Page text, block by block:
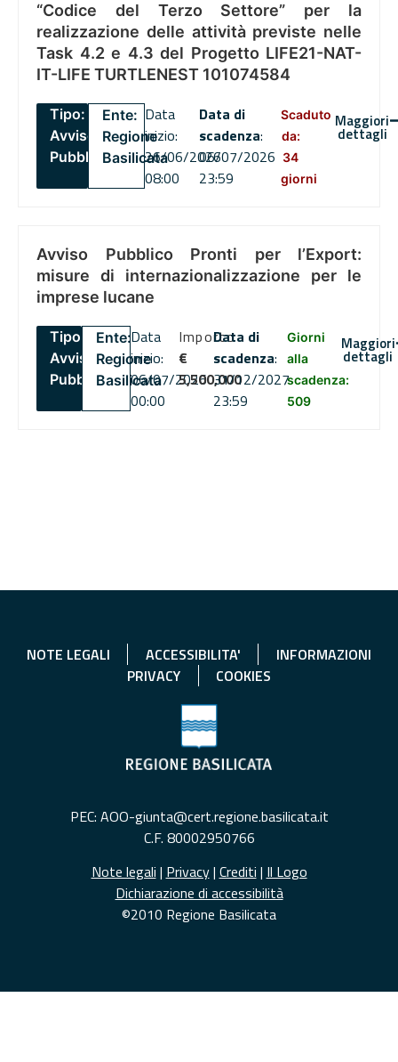
“Codice del Terzo Settore” per la
realizzazione delle attività previste nelle
Task 4.2 e 4.3 del Progetto LIFE21-NAT-
IT-LIFE TURTLENEST 101074584
Tipo:
Avviso
Pubblico
Ente:
Regione
Basilicata
Data
inizio:
26/06/2026
08:00
Data di
scadenza:
06/07/2026
23:59
Scaduto
da:
34
giorni
Maggiori
dettagli
Avviso Pubblico Pronti per l’Export:
misure di internazionalizzazione per le
imprese lucane
Tipo:
Avviso
Pubblico
Ente:
Regione
Basilicata
Data
inizio:
06/07/2026
00:00
Importo
€
5,500,000
Data di
scadenza:
31/12/2027
23:59
Giorni
alla
scadenza:
509
Maggiori
dettagli
NOTE LEGALI ACCESSIBILITA'
INFORMAZIONI
PRIVACY
COOKIES
PEC: AOO-giunta@cert.regione.basilicata.it
C.F. 80002950766
Note legali | Privacy| Crediti | Il Logo
Dichiarazione di accessibilità
©2010 Regione Basilicata